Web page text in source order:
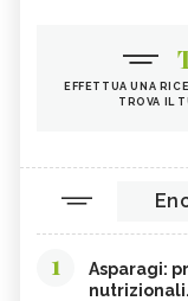
EFFETTUA UNA
TROVA IL
1
Asparagi: